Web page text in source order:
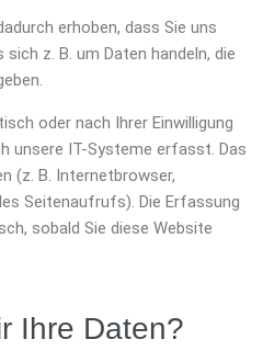
erhoben, dass Sie uns
z. B. um Daten handeln, die
oder nach Ihrer Einwilligung
unsere IT-Systeme erfasst. Das
(z. B. Internetbrowser,
Seitenaufrufs). Die Erfassung
sobald Sie diese Website
Ihre Daten?